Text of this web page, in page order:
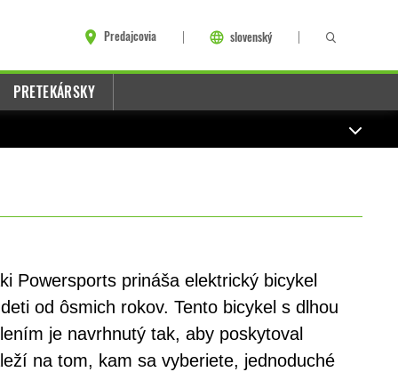
Predajcovia slovenský
PRETEKÁRSKY
Powersports prináša elektrický bicykel
od ôsmich rokov. Tento bicykel s dlhou
je navrhnutý tak, aby poskytoval
na tom, kam sa vyberiete, jednoduché